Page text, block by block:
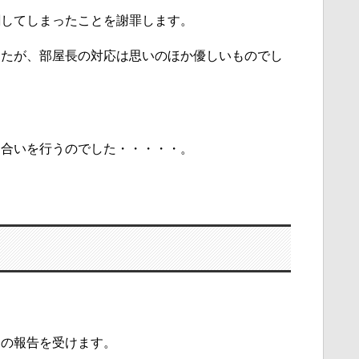
てしまったことを謝罪します。
が、部屋長の対応は思いのほか優しいものでし
いを行うのでした・・・・・。
報告を受けます。